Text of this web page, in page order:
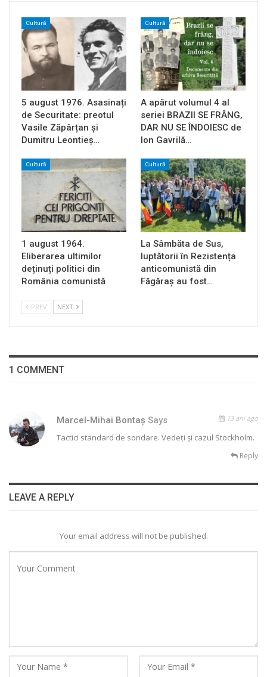
Cultură
5 august 1976. Asasinați
de Securitate: preotul
Vasile Zăpârțan și
Dumitru Leontieș…
Cultură
A apărut volumul 4 al
seriei BRAZII SE FRÂNG,
DAR NU SE ÎNDOIESC de
Ion Gavrilă…
Cultură
1 august 1964.
Eliberarea ultimilor
deținuți politici din
România comunistă
Cultură
La Sâmbăta de Sus,
luptătorii în Rezistența
anticomunistă din
Făgăraș au fost…
PREV NEXT
1 COMMENT
Marcel-Mihai Bontaş Says 13 ani ago
Tactici standard de sondare. Vedeţi şi cazul Stockholm.
Reply
LEAVE A REPLY
Your email address will not be published.